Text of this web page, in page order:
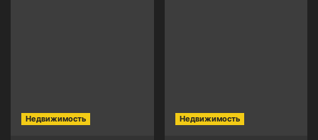
Недвижимость Недвижимость